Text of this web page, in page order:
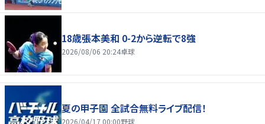
18歳張本美和 0-2から逆転で8強
2026/08/06 20:24卓球
夏の甲子園 全試合無料ライブ配信！
2026/04/17 00:00野球